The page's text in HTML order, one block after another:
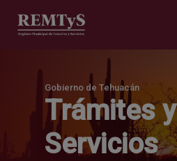
Gobierno de Tehuacán
Trámites y
Servicios